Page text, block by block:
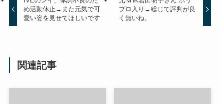
め活動休止→また元気で可
愛い姿を見せてほしいです
プロ入り→総じて評判が良
く無いね。
関連記事